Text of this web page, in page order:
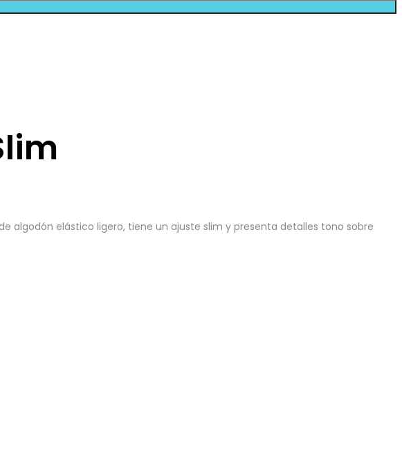
algodón elástico ligero, tiene un ajuste slim y presenta detalles tono sobre